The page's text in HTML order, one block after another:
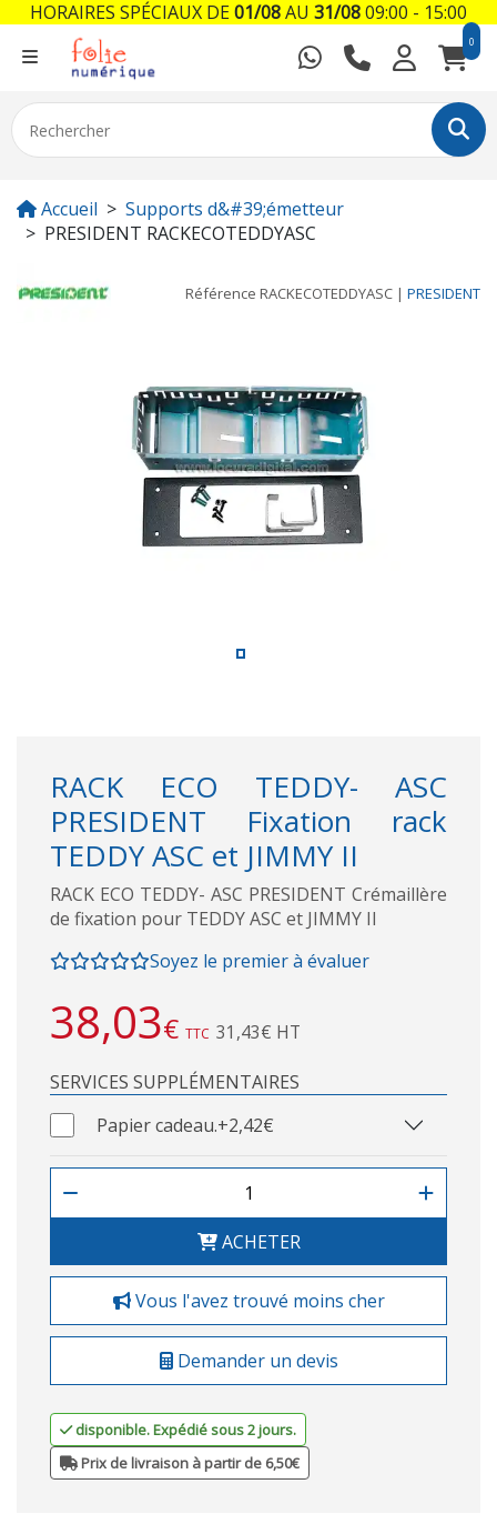
0
Accueil
Supports d&#39;émetteur
PRESIDENT RACKECOTEDDYASC
Référence RACKECOTEDDYASC | PRESIDENT
RACK ECO TEDDY- ASC
PRESIDENT Fixation rack
TEDDY ASC et JIMMY II
RACK ECO TEDDY- ASC PRESIDENT Crémaillère
de fixation pour TEDDY ASC et JIMMY II
Soyez le premier à évaluer
38,03€ TTC 31,43€ HT
SERVICES SUPPLÉMENTAIRES
Papier cadeau.+2,42€
ACHETER
Vous l'avez trouvé moins cher
Demander un devis
disponible. Expédié sous 2 jours.
Prix de livraison à partir de 6,50€
HORAIRES SPÉCIAUX DE01/08AU 31/0809:00 - 15:00